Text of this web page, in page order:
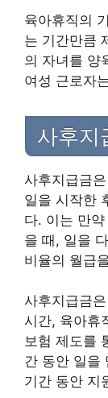
육아휴직의
는 기간만큼
의 자녀를 양
여성 근로자
사후지
사후지급금
일을 시작한
다. 이는 만
을 때, 일을
비율의 월급
사후지급금
시간, 육아휴
보험 제도를
간 동안 일을
기간 동안 지